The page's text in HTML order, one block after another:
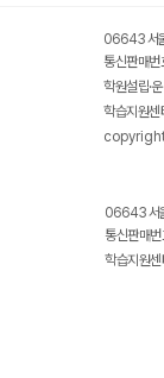
06643 서
통신판매
학원설립·
학습지원
06643 서
통신판매
학습지원